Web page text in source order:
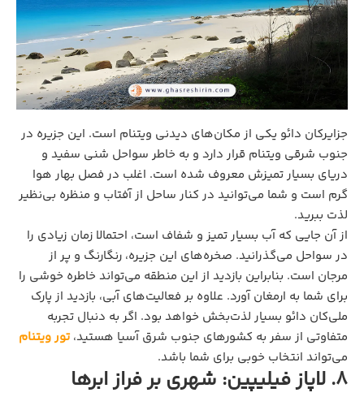
جزایرکان دائو یکی از مکان‌های دیدنی ویتنام است. این جزیره در
جنوب شرقی ویتنام قرار دارد و به خاطر سواحل شنی سفید و
دریای بسیار تمیزش معروف شده است. اغلب در فصل بهار هوا
گرم است و شما می‌توانید در کنار ساحل از آفتاب و منظره بی‌نظیر
لذت ببرید.
از آن جایی که آب بسیار تمیز و شفاف است، احتمالا زمان زیادی را
در سواحل می‌گذرانید. صخره‌های این جزیره، رنگارنگ و پر از
مرجان است. بنابراین بازدید از این منطقه می‌تواند خاطره خوشی را
برای شما به ارمغان آورد. علاوه بر فعالیت‌های آبی، بازدید از پارک
ملی‌کان دائو بسیار لذت‌بخش خواهد بود. اگر به دنبال تجربه
متفاوتی از سفر به کشورهای جنوب شرق آسیا هستید،تور ویتنام
می‌تواند انتخاب خوبی برای شما باشد.
8. لاپاز فیلیپین: شهری بر فراز ابرها